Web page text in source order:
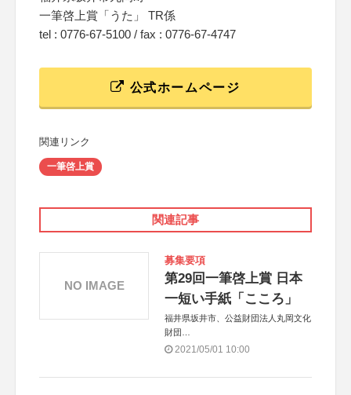
一筆啓上賞「うた」 TR係
tel : 0776-67-5100 / fax : 0776-67-4747
公式ホームページ
関連リンク
一筆啓上賞
関連記事
募集要項
第29回一筆啓上賞 日本
一短い手紙「こころ」
福井県坂井市、公益財団法人丸岡文化
財団
共催：株式会社中央経済社ホールディ
2021/05/01 10:00
NO IMAGE